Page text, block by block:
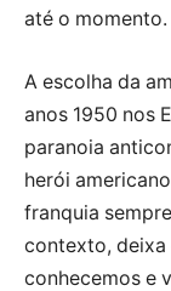
até o momento.
A escolha da
anos 1950 nos
paranoia
herói
franquia
contexto, deixa
conhecemos e